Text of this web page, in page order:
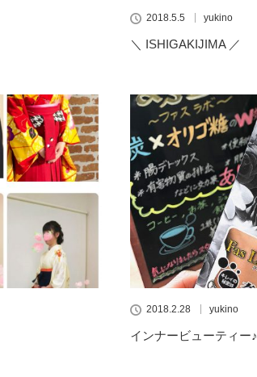
2018.5.5 yukino
＼ ISHIGAKIJIMA ／
2018.2.28 yukino
インナービューティー♪